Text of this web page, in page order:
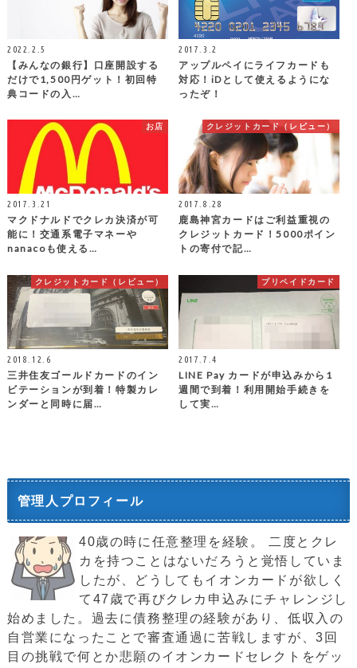
2022.2.5
【みんなの銀行】口座開設する
だけで1,500円ゲット！初回特
典コードの入…
2017.3.2
アップルペイにライフカードも
対応！iDとして使えるようにな
ったぞ！
お店
2017.3.21
マクドナルドでクレカ決済が可
能に！交通系電子マネーや
nanacoも使える…
クレジットカード（レビュー）
2017.8.28
鹿島神宮カードはご利益重視の
クレジットカード！5000ポイン
トの寄付で記…
クレジットカード（レビュー）
2018.12.6
三井住友ゴールドカードのイン
ビテーションが到着！特製カレ
ンダーと同時に届…
プリペイドカード
2017.7.4
LINE Pay カードが申込みから1
週間で到着！利用開始手続きを
して実…
管理人プロフィール
40歳の時に任意整理を経験。 二度とクレ
カを持つことはないだろうと覚悟していま
したが、どうしてもイオンカードが欲しく
て47歳で再びクレカ申込みにチャレンジし
始めました。過去に債務整理の経験があり、低収入の
自営業になったことで審査通過に苦戦しますが、3回
目の挑戦で何とか悲願のイオンカードセレクトをゲッ